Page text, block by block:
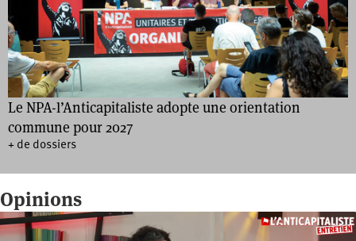
Le NPA-l’Anticapitaliste adopte une orientation
commune pour 2027
+ de dossiers
Opinions